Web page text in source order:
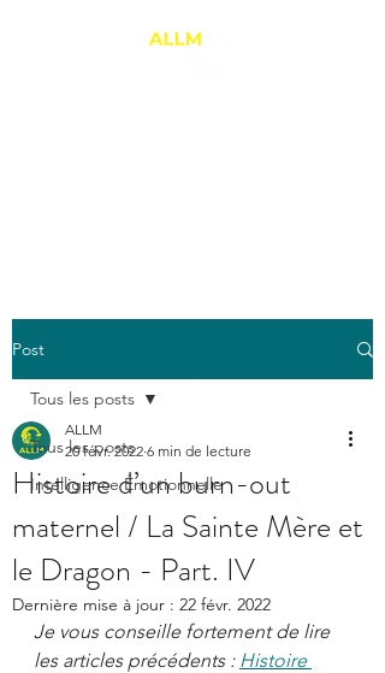
Post
Tous les posts
Intelligence Émotionnelle
Tous les posts
Histoire d’un burn-out
maternel / La Sainte Mère et
le Dragon - Part. IV
ALLM
20 févr. 2022 6 min de lecture
Dernière mise à jour : 22 févr. 2022
Je vous conseille fortement de lire
les articles précédents : Histoire